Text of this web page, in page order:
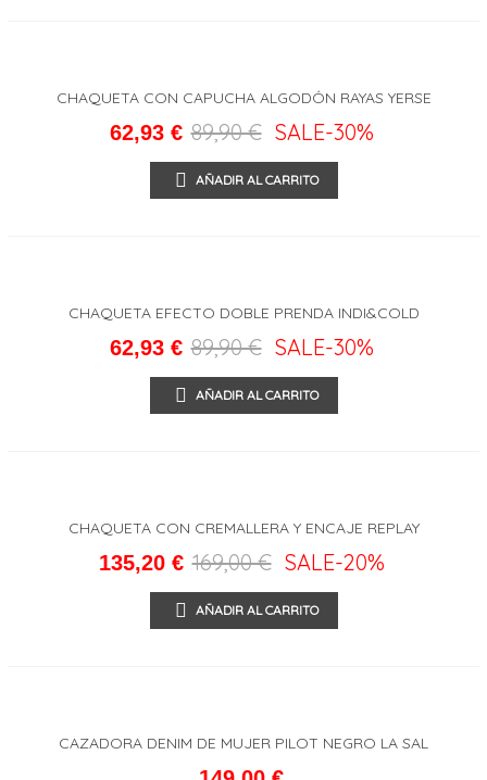
CHAQUETA CON CAPUCHA ALGODÓN RAYAS YERSE
62,93 € 89,90 € SALE-30%
AÑADIR AL CARRITO
CHAQUETA EFECTO DOBLE PRENDA INDI&COLD
62,93 € 89,90 € SALE-30%
AÑADIR AL CARRITO
CHAQUETA CON CREMALLERA Y ENCAJE REPLAY
135,20 € 169,00 € SALE-20%
AÑADIR AL CARRITO
CAZADORA DENIM DE MUJER PILOT NEGRO LA SAL